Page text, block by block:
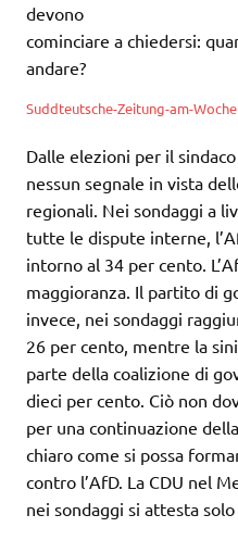
devono
cominciare a chiedersi:
andare?
Suddteutsche-Zeitung-am-
Dalle elezioni per il
nessun segnale in vista
regionali. Nei sondaggi a
tutte le dispute interne,
intorno al 34 per cento.
maggioranza. Il partito di
invece, nei sondaggi
26 per cento, mentre la
parte della coalizione di
dieci per cento. Ciò non
per una continuazione
chiaro come si possa
contro l’AfD. La CDU nel
nei sondaggi si attesta solo